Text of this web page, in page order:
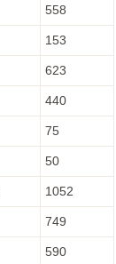
558
153
623
440
75
50
1052
749
590